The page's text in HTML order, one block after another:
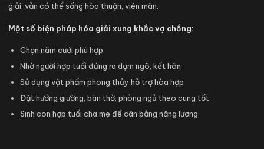
giải, vẫn có thể sống hòa thuận, viên mãn.
Một số biện pháp hóa giải xung khắc vợ chồng:
Chọn năm cưới phù hợp
Nhờ người hợp tuổi đứng ra dạm ngõ, kết hôn
Sử dụng vật phẩm phong thủy hỗ trợ hòa hợp
Đặt hướng giường, bàn thờ, phòng ngủ theo cung tốt
Sinh con hợp tuổi cha mẹ để cân bằng năng lượng